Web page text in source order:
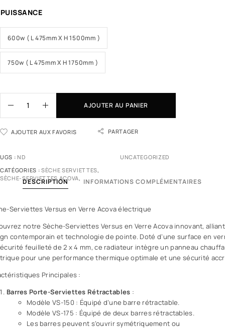
PUISSANCE
600w ( L 475mm X H 1500mm )
750w ( L 475mm X H 1750mm )
AJOUTER AU PANIER
AJOUTER AUX FAVORIS PARTAGER
UGS :ND
CATÉGORIES : SÈCHE SERVIETTES,
SÈCHE-SERVIETTES ACOVA,
UNCATEGORIZED
DESCRIPTION INFORMATIONS COMPLÉMENTAIRES
Serviettes Versus en Verre Acova électrique
notre Sèche-Serviettes Versus en Verre Acova innovant, alliant
contemporain et technologie de pointe. Doté d’une surface en
feuilleté de 2 x 4 mm, ce radiateur intègre un panneau
pour une performance thermique optimale et une sécurité
Principales :
Barres Porte-Serviettes Rétractables :
Modèle VS-150 : Équipé d’une barre rétractable.
Modèle VS-175 : Équipé de deux barres rétractables.
Les barres peuvent s’ouvrir symétriquement ou